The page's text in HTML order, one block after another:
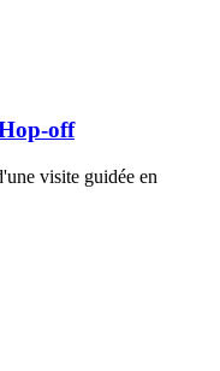
off
visite guidée en